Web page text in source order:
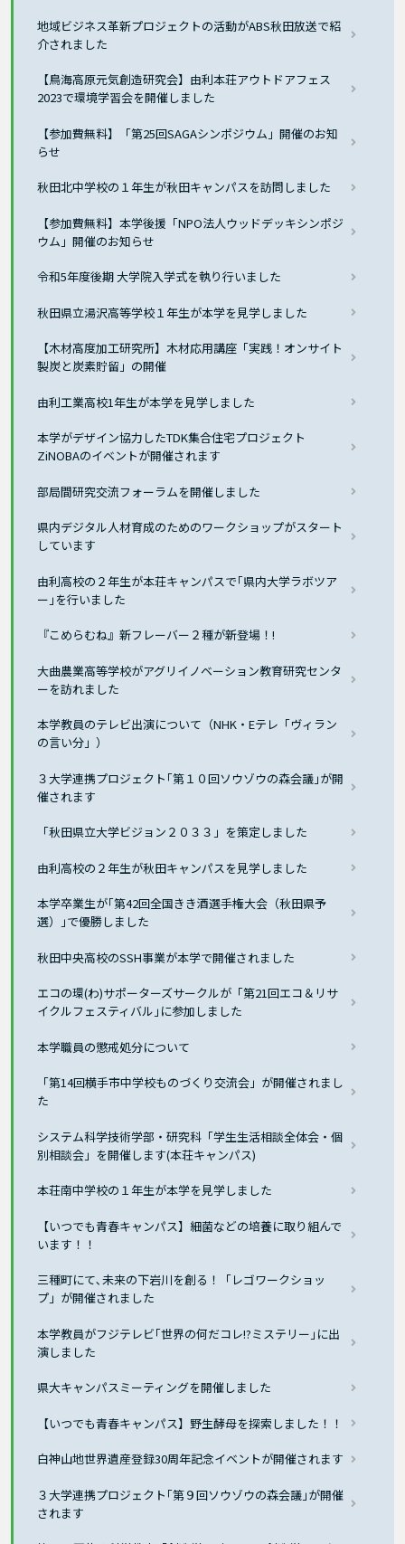
地域ビジネス革新プロジェクトの活動がABS秋田放送で紹
介されました
【鳥海高原元気創造研究会】由利本荘アウトドアフェス
2023で環境学習会を開催しました
【参加費無料】「第25回SAGAシンポジウム」開催のお知
らせ
秋田北中学校の１年生が秋田キャンパスを訪問しました
【参加費無料】本学後援「NPO法人ウッドデッキシンポジ
ウム」開催のお知らせ
令和5年度後期 大学院入学式を執り行いました
秋田県立湯沢高等学校１年生が本学を見学しました
【木材高度加工研究所】木材応用講座「実践！オンサイト
製炭と炭素貯留」の開催
由利工業高校1年生が本学を見学しました
本学がデザイン協力したTDK集合住宅プロジェクト
ZiNOBAのイベントが開催されます
部局間研究交流フォーラムを開催しました
県内デジタル人材育成のためのワークショップがスタート
しています
由利高校の２年生が本荘キャンパスで｢県内大学ラボツア
ー｣を行いました
『こめらむね』新フレーバー２種が新登場！!
大曲農業高等学校がアグリイノベーション教育研究センタ
ーを訪れました
本学教員のテレビ出演について（NHK・Eテレ「ヴィラン
の言い分」）
３大学連携プロジェクト｢第１０回ソウゾウの森会議｣が開
催されます
「秋田県立大学ビジョン２０３３」を策定しました
由利高校の２年生が秋田キャンパスを見学しました
本学卒業生が｢第42回全国きき酒選手権大会（秋田県予
選）｣で優勝しました
秋田中央高校のSSH事業が本学で開催されました
エコの環(わ)サポーターズサークルが「第21回エコ＆リサ
イクルフェスティバル｣に参加しました
本学職員の懲戒処分について
「第14回横手市中学校ものづくり交流会」が開催されまし
た
システム科学技術学部・研究科「学生生活相談全体会・個
別相談会」を開催します(本荘キャンパス)
本荘南中学校の１年生が本学を見学しました
【いつでも青春キャンパス】細菌などの培養に取り組んで
います！！
三種町にて､未来の下岩川を創る！「レゴワークショッ
プ」が開催されました
本学教員がフジテレビ｢世界の何だコレ!?ミステリー｣に出
演しました
県大キャンパスミーティングを開催しました
【いつでも青春キャンパス】野生酵母を探索しました！！
白神山地世界遺産登録30周年記念イベントが開催されます
３大学連携プロジェクト｢第９回ソウゾウの森会議｣が開催
されます